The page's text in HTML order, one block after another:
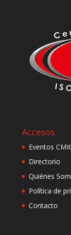
Accesos
Eventos
Directorio
Quiénes
Política de
Contacto